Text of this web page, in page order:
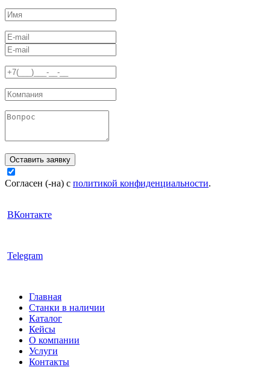
Оставить заявку
Согласен (-на) с политикой конфиденциальности.
ВКонтакте
Telegram
Главная
Станки в наличии
Каталог
Кейсы
О компании
Услуги
Контакты